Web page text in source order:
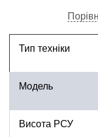
Тип техніки
Модель
Висота РСУ